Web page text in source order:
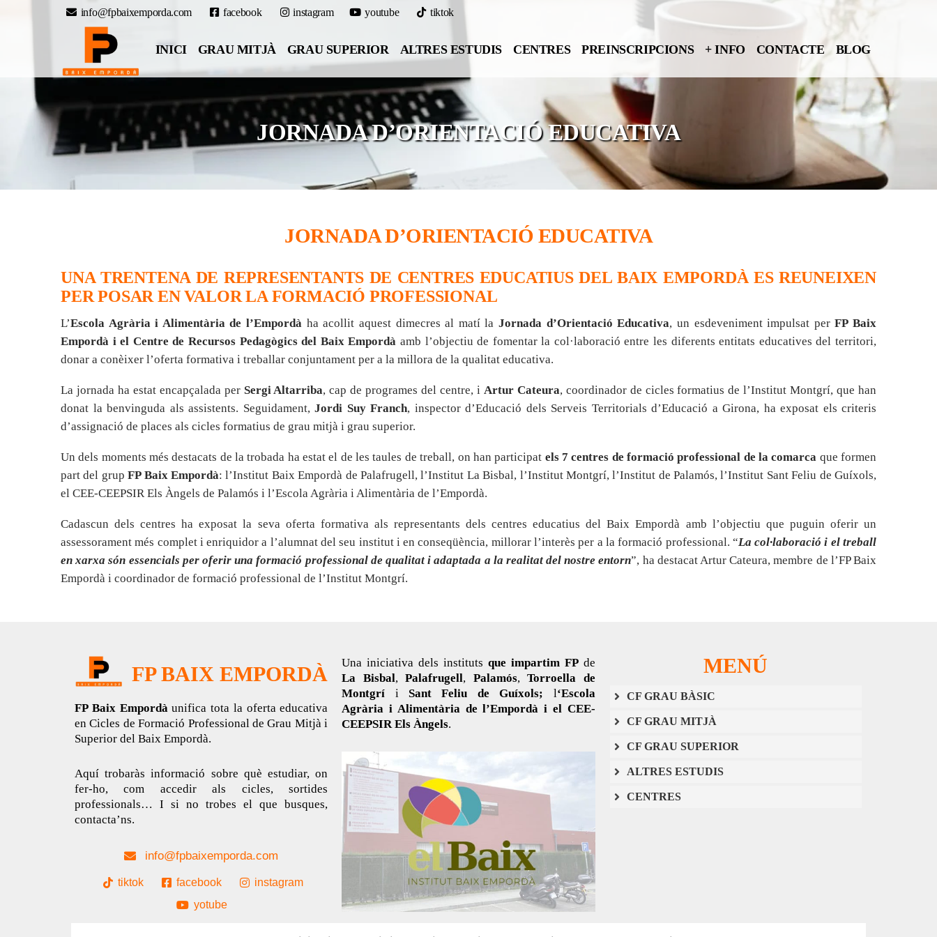
info@fpbaixemporda.com facebook instagram youtube tiktok
INICI GRAU MITJÀ GRAU SUPERIOR ALTRES ESTUDIS CENTRES PREINSCRIPCIONS + INFO CONTACTE BLOG
JORNADA D’ORIENTACIÓ EDUCATIVA
JORNADA D’ORIENTACIÓ EDUCATIVA
UNA TRENTENA DE REPRESENTANTS DE CENTRES EDUCATIUS DEL BAIX EMPORDÀ ES REUNEIXEN
PER POSAR EN VALOR LA FORMACIÓ PROFESSIONAL
L’Escola Agrària i Alimentària de l’Empordà ha acollit aquest dimecres al matí laJornada d’Orientació Educativa, un esdeveniment impulsat perFP Baix
Empordà i el Centre de Recursos Pedagògics del Baix Empordà amb l’objectiu de fomentar la col·laboració entre les diferents entitats educatives del territori,
donar a conèixer l’oferta formativa i treballar conjuntament per a la millora de la qualitat educativa.
La jornada ha estat encapçalada per Sergi Altarriba, cap de programes del centre, i Artur Cateura, coordinador de cicles formatius de l’Institut Montgrí, que han
donat la benvinguda als assistents. Seguidament, Jordi Suy Franch, inspector d’Educació dels Serveis Territorials d’Educació a Girona, ha exposat els criteris
d’assignació de places als cicles formatius de grau mitjà i grau superior.
Un dels moments més destacats de la trobada ha estat el de les taules de treball, on han participat els 7 centres de formació professional de la comarca que formen
part del grupFP Baix Empordà: l’Institut Baix Empordà de Palafrugell, l’Institut La Bisbal, l’Institut Montgrí, l’Institut de Palamós, l’Institut Sant Feliu de Guíxols,
el CEE-CEEPSIR Els Àngels de Palamós i l’Escola Agrària i Alimentària de l’Empordà.
Cadascun dels centres ha exposat la seva oferta formativa als representants dels centres educatius del Baix Empordà amb l’objectiu que puguin oferir un
assessorament més complet i enriquidor a l’alumnat del seu institut i en conseqüència, millorar l’interès per a la formació professional. “La col·laboració i el treball
en xarxa són essencials per oferir una formació professional de qualitat i adaptada a la realitat del nostre entorn”, ha destacat Artur Cateura, membre de l’FP Baix
Empordà i coordinador de formació professional de l’Institut Montgrí.
FP BAIX EMPORDÀ
FP Baix Empordàunifica tota la oferta educativa
en Cicles de Formació Professional de Grau Mitjà i
Superior del Baix Empordà.
Aquí trobaràs informació sobre què estudiar, on
fer-ho, com accedir als cicles, sortides
professionals… I si no trobes el que busques,
contacta’ns.
info@fpbaixemporda.com
tiktok facebook
instagram
yotube
Una iniciativa dels instituts que impartim FPde
La Bisbal,Palafrugell, Palamós,Torroella de
Montgrí i Sant Feliu de Guíxols; l‘Escola
Agrària i Alimentària de l’Empordà i el CEE-
CEEPSIR Els Àngels.
MENÚ
CF GRAU BÀSIC
CF GRAU MITJÀ
CF GRAU SUPERIOR
ALTRES ESTUDIS
CENTRES